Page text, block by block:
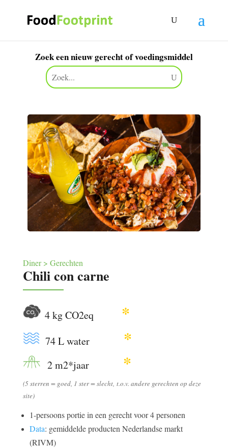
Zoek een nieuw gerecht of voedingsmiddel
Diner > Gerechten
Chili con carne
4 kg CO2eq *
74 L water *
2 m2*jaar *
(5 sterren = goed, 1 ster = slecht, t.o.v. andere gerechten op deze
site)
1-persoons portie in een gerecht voor 4 personen
Data: gemiddelde producten Nederlandse markt
(RIVM)